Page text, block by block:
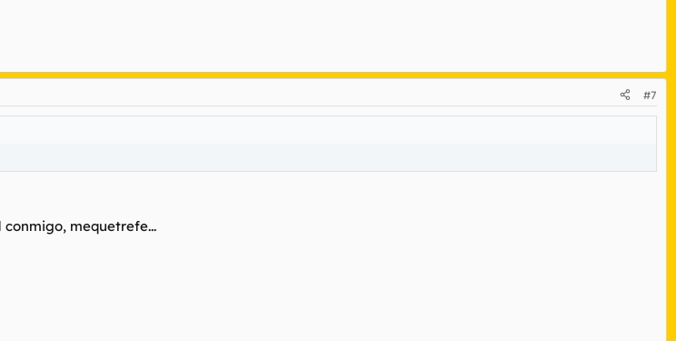
#7
mequetrefe...